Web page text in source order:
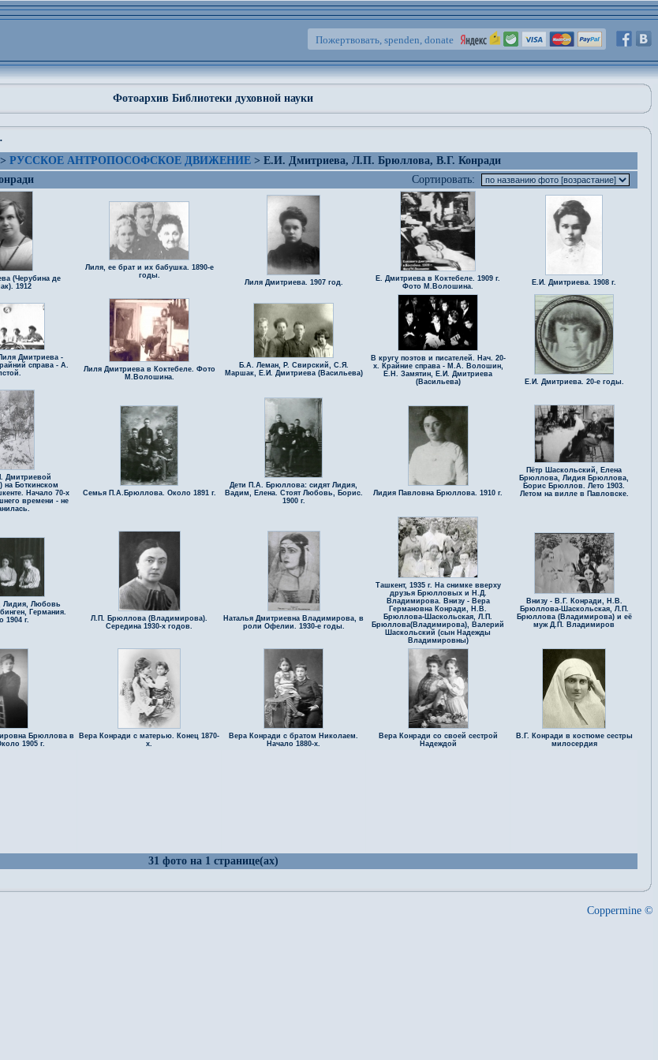
Пожертвовать, spenden, donate
Фотоархив Библиотеки духовной науки
·
> РУССКОЕ АНТРОПОСОФСКОЕ ДВИЖЕНИЕ > Е.И. Дмитриева, Л.П. Брюллова, В.Г. Конради
Сортировать:
(Черубина де
1912
Лиля, ее брат и их бабушка. 1890-е
годы.
Лиля Дмитриева. 1907 год.
Е. Дмитриева в Коктебеле. 1909 г.
Фото М.Волошина.
Е.И. Дмитриева. 1908 г.
Дмитриева -
справа - А.
Лиля Дмитриева в Коктебеле. Фото
М.Волошина.
Б.А. Леман, Р. Свирский, С.Я.
Маршак, Е.И. Дмитриева (Васильева)
В кругу поэтов и писателей. Нач. 20-
х. Крайние справа - М.А. Волошин,
Е.Н. Замятин, Е.И. Дмитриева
(Васильева)
Е.И. Дмитриева. 20-е годы.
Дмитриевой
на Боткинском
Начало 70-х
времени - не
Семья П.А.Брюллова. Около 1891 г.
Дети П.А. Брюллова: сидят Лидия,
Вадим, Елена. Стоят Любовь, Борис.
1900 г.
Лидия Павловна Брюллова. 1910 г.
Пётр Шаскольский, Елена
Брюллова, Лидия Брюллова,
Борис Брюллов. Лето 1903.
Летом на вилле в Павловске.
Лидия, Любовь
Германия.
1904 г.
Л.П. Брюллова (Владимирова).
Середина 1930-х годов.
Наталья Дмитриевна Владимирова, в
роли Офелии. 1930-е годы.
Ташкент, 1935 г. На снимке вверху
друзья Брюлловых и Н.Д.
Владимирова. Внизу - Вера
Германовна Конради, Н.В.
Брюллова-Шаскольская, Л.П.
Брюллова(Владимирова), Валерий
Шаскольский (сын Надежды
Владимировны)
Внизу - В.Г. Конради, Н.В.
Брюллова-Шаскольская, Л.П.
Брюллова (Владимирова) и её
муж Д.П. Владимиров
Брюллова в
1905 г.
Вера Конради с матерью. Конец 1870-
х.
Вера Конради с братом Николаем.
Начало 1880-х.
Вера Конради со своей сестрой
Надеждой
В.Г. Конради в костюме сестры
милосердия
31 фото на 1 странице(ах)
Coppermine ©